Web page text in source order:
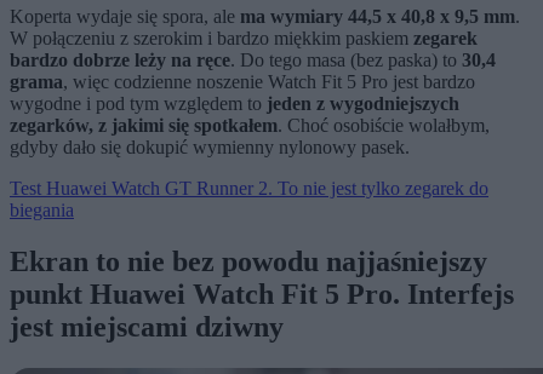
Koperta wydaje się spora, ale ma wymiary 44,5 x 40,8 x 9,5 mm.
W połączeniu z szerokim i bardzo miękkim paskiem zegarek
bardzo dobrze leży na ręce. Do tego masa (bez paska) to 30,4
grama, więc codzienne noszenie Watch Fit 5 Pro jest bardzo
wygodne i pod tym względem to jeden z wygodniejszych
zegarków, z jakimi się spotkałem. Choć osobiście wolałbym,
gdyby dało się dokupić wymienny nylonowy pasek.
Test Huawei Watch GT Runner 2. To nie jest tylko zegarek do
biegania
Ekran to nie bez powodu najjaśniejszy
punkt Huawei Watch Fit 5 Pro. Interfejs
jest miejscami dziwny